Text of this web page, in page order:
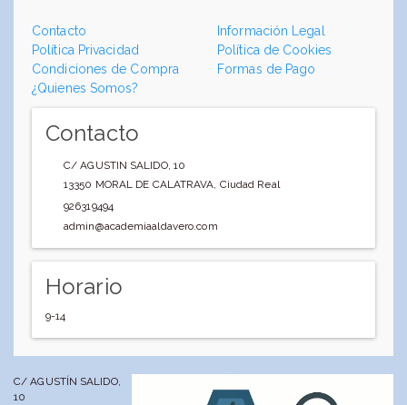
Contacto
Información Legal
Política Privacidad
Política de Cookies
Condiciones de Compra
Formas de Pago
¿Quienes Somos?
Contacto
C/ AGUSTIN SALIDO, 10
13350 MORAL DE CALATRAVA, Ciudad Real
926319494
admin@academiaaldavero.com
Horario
9-14
C/ AGUSTÍN SALIDO,
10